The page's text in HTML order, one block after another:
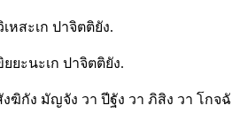
หสะเก ปาจิตติยัง.
ยะนะเก ปาจิตติยัง.
ฆิกัง มัญจัง วา ปีฐัง วา ภิสิง วา โกจ